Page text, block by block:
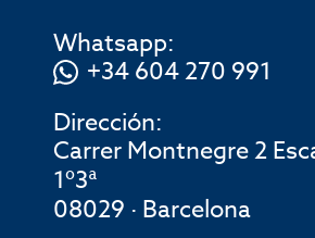
Whatsapp:
+34 604 270 991
Dirección:
Carrer Montnegre 2
1º3ª
08029 · Barcelona